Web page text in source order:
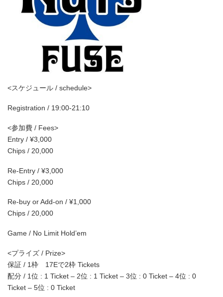
<スケジュール / schedule>
Registration / 19:00-21:10
<参加費 / Fees>
Entry / ¥3,000
Chips / 20,000
Re-Entry / ¥3,000
Chips / 20,000
Re-buy or Add-on / ¥1,000
Chips / 20,000
Game / No Limit Hold’em
<プライズ / Prize>
保証 / 1枠 17Eで2枠 Tickets
配分 / 1位 : 1 Ticket – 2位 : 1 Ticket – 3位 : 0 Ticket – 4位 : 0
Ticket – 5位 : 0 Ticket